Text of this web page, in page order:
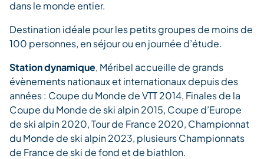
dans le monde entier.
Destination idéale pour les petits groupes de moins de
100 personnes, en séjour ou en journée d’étude.
Station dynamique, Méribel accueille de grands
évènements nationaux et internationaux depuis des
années : Coupe du Monde de VTT 2014, Finales de la
Coupe du Monde de ski alpin 2015, Coupe d’Europe
de ski alpin 2020, Tour de France 2020, Championnat
du Monde de ski alpin 2023, plusieurs Championnats
de France de ski de fond et de biathlon.